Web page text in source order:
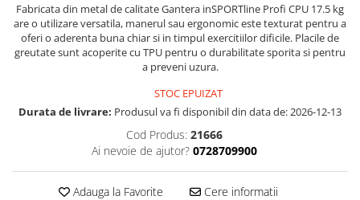
Dulap si cutii jucarii
Sac de dormit copii
Leagane & balansoare & sezlonguri
Covorase de joaca
Mobilier Birou
Scaune de biciclete copii
Fabricata din metal de calitate Gantera inSPORTline Profi CPU 17.5 kg
are o utilizare versatila, manerul sau ergonomic este texturat pentru a
oferi o aderenta buna chiar si in timpul exercitiilor dificile. Placile de
greutate sunt acoperite cu TPU pentru o durabilitate sporita si pentru
a preveni uzura.
STOC EPUIZAT
Durata de livrare: Produsul va fi disponibil din data de: 2026-12-13
Cod Produs: 21666
Ai nevoie de ajutor? 0728709900
Adauga la Favorite Cere informatii